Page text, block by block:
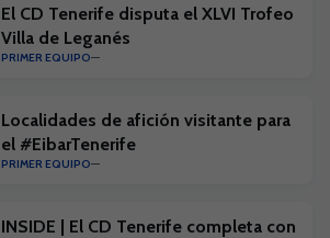
El CD Tenerife disputa el XLVI Trofeo
Villa de Leganés
PRIMER EQUIPO
Localidades de afición visitante para
el #EibarTenerife
PRIMER EQUIPO
INSIDE | El CD Tenerife completa con